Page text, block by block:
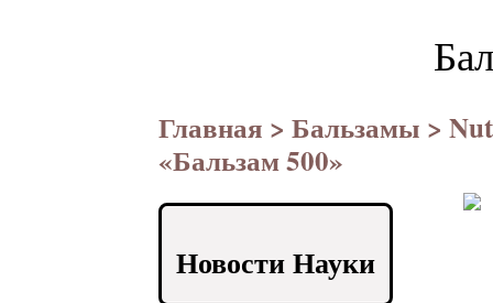
Главная > Бальзамы >
«Бальзам 500»
Новости Науки